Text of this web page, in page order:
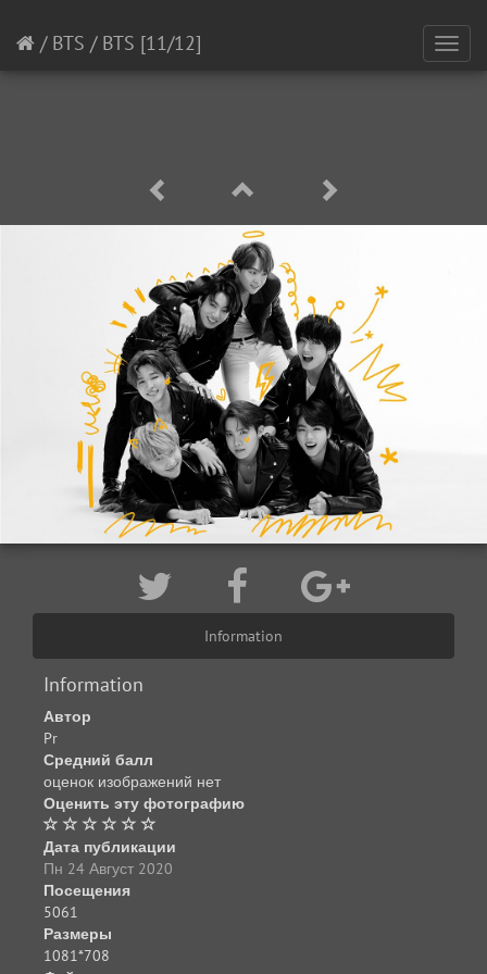
/ BTS / BTS [11/12]
Information
Information
Автор
Pr
Средний балл
оценок изображений нет
Оценить эту фотографию
Дата публикации
Пн 24 Август 2020
Посещения
5061
Размеры
1081*708